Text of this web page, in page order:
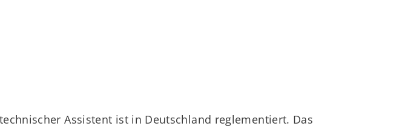
Assistent ist in Deutschland reglementiert. Das